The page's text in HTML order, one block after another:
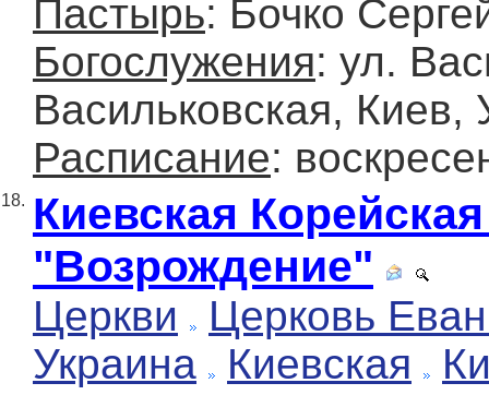
Пастырь: Бочко
Богослужения: ул.
Васильковская, Киев,
Расписание:
18. Киевская
"Возрождение"
Церкви
Церковь
Украина
Киевская